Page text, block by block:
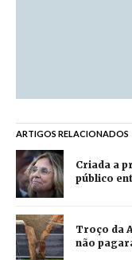
ARTIGOS RELACIONADOS
Criada a
público
Troço da
não